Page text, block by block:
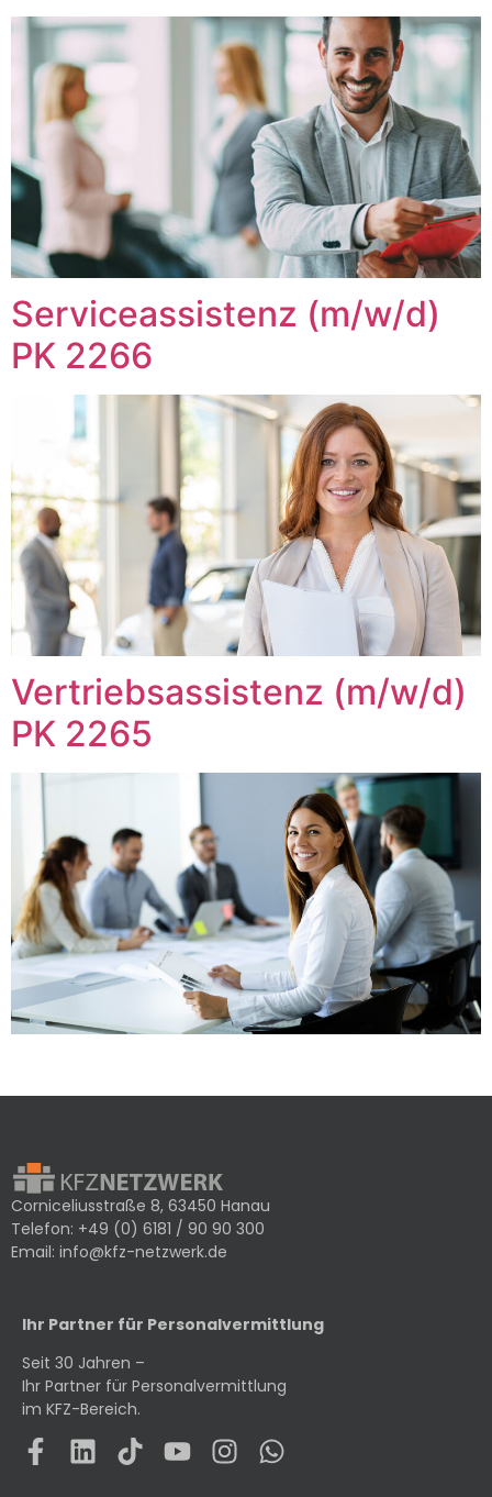
Serviceassistenz (m/w/d)
PK 2266
Vertriebsassistenz (m/w/d)
PK 2265
Corniceliusstraße 8, 63450 Hanau
Telefon: +49 (0) 6181 / 90 90 300
Email: info@kfz-netzwerk.de
Ihr Partner für Personalvermittlung
Seit 30 Jahren –
Ihr Partner für Personalvermittlung
im KFZ-Bereich.